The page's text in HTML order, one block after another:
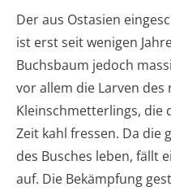
Der aus Ostasien
ist erst seit wenigen
Buchsbaum jedoch
vor allem die Larven des
Kleinschmetterlings, die
Zeit kahl fressen. Da die
des Busches leben, fällt
auf. Die Bekämpfung